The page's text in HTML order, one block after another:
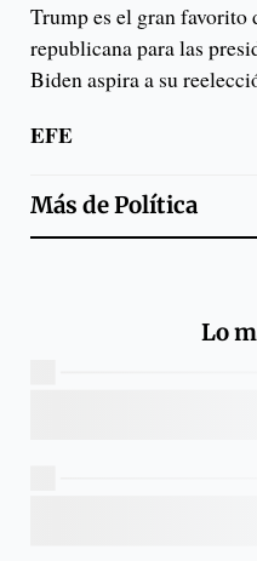
Trump es el gran favorito
republicana para las
Biden aspira a su
EFE
Más dePolítica
Lo